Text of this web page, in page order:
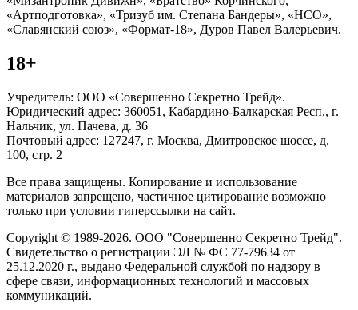
«Артподготовка», «Тризуб им. Степана Бандеры», «НСО»,
«Славянский союз», «Формат-18», Дуров Павел Валерьевич.
18+
Учредитель: ООО «Совершенно Секретно Трейд».
Юридический адрес: 360051, Кабардино-Балкарская Респ., г.
Нальчик, ул. Пачева, д. 36
Почтовый адрес: 127247, г. Москва, Дмитровское шоссе, д.
100, стр. 2
Все права защищены. Копирование и использование
материалов запрещено, частичное цитирование возможно
только при условии гиперссылки на сайт.
Copyright © 1989-2026. ООО "Совершенно Секретно Трейд".
Свидетельство о регистрации ЭЛ № ФС 77-79634 от
25.12.2020 г., выдано Федеральной службой по надзору в
сфере связи, информационных технологий и массовых
коммуникаций.